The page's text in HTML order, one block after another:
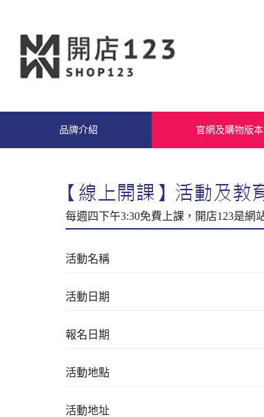
品牌介紹 官網及購物版本
活動名稱
活動日期
報名日期
活動地點
活動地址